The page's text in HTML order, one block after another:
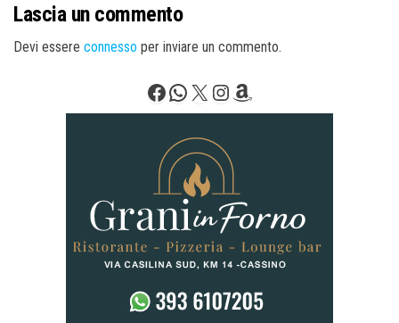
Lascia un commento
Devi essere connesso per inviare un commento.
Facebook
WhatsApp
X Instagram
Amazon